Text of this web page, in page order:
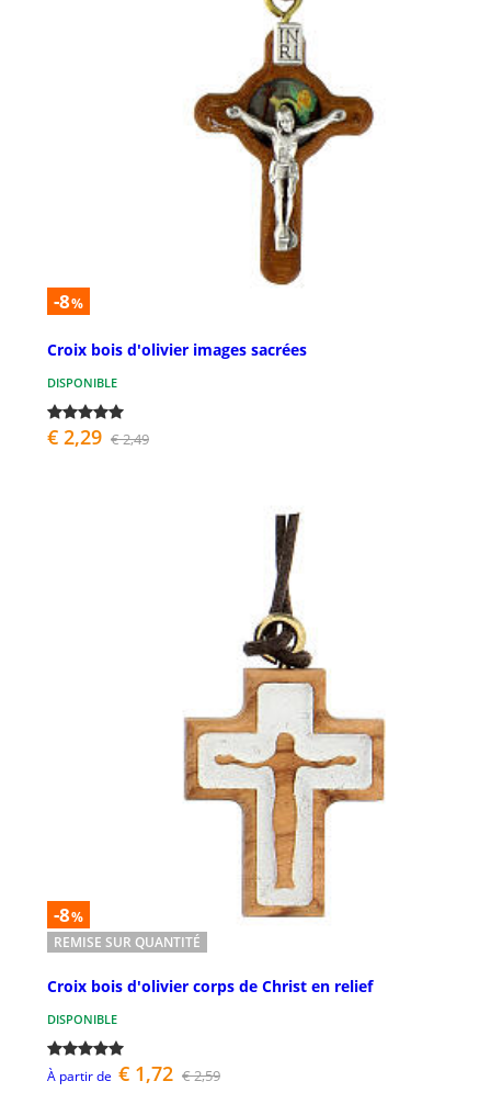
-8%
Croix bois d'olivier images sacrées
DISPONIBLE
€ 2,29 € 2,49
-8%
REMISE SUR QUANTITÉ
Croix bois d'olivier corps de Christ en relief
DISPONIBLE
À partir de € 1,72 € 2,59